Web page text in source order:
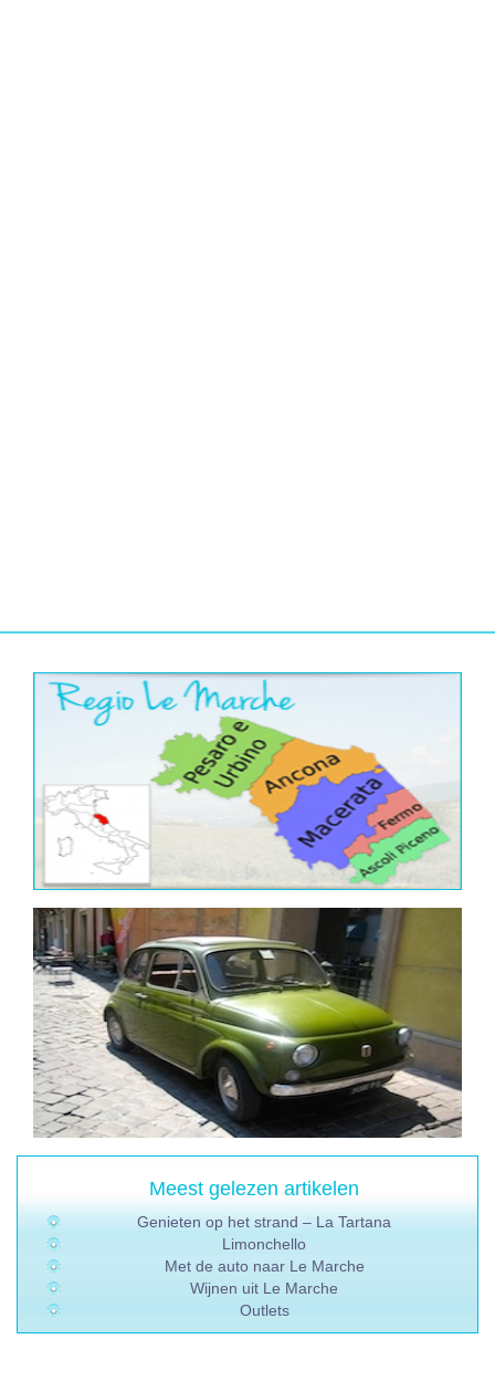
Meest gelezen artikelen
Genieten op het strand – La Tartana
Limonchello
Met de auto naar Le Marche
Wijnen uit Le Marche
Outlets